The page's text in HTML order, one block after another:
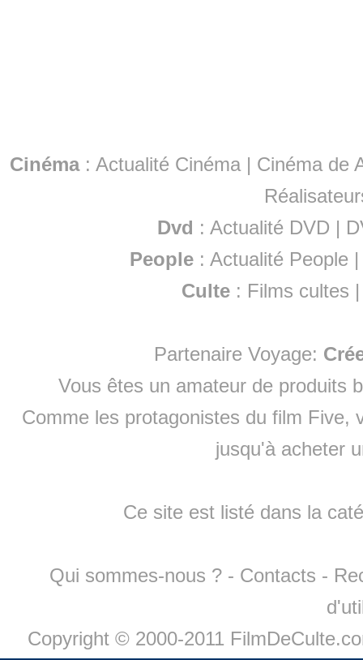
Cinéma: Actualité Cinéma | Cinéma de
Dvd : Actualité DVD |
People :Actualité People
Culte : Films cultes
Partenaire Voyage:
Vous êtes un amateur de produits
Comme les protagonistes du film Five,
jusqu'à acheter
Ce site est listé dans la
Qui sommes-nous ? - Contacts -
Copyright © 2000-2011